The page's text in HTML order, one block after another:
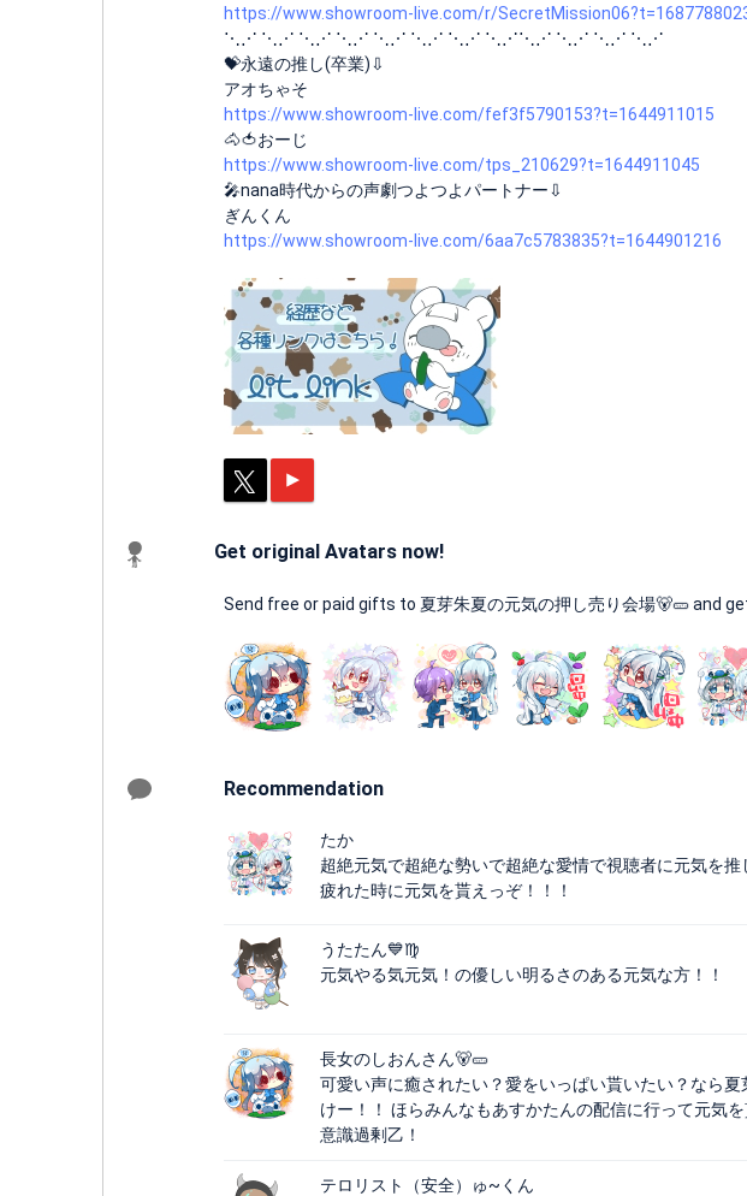
https://www.showroom-live.com/r/
⋱⋰ ⋱⋰ ⋱⋰ ⋱⋰ ⋱⋰ ⋱⋰ ⋱⋰ ⋱⋰⋱⋰ ⋱⋰ ⋱⋰ ⋱⋰
💝永遠の推し(卒業)⇩
アオちゃそ
https://www.showroom-live.com/fef3f5790153?t=1644911015
🐴🍅おーじ
https://www.showroom-live.com/tps_210629?t=1644911045
🎤nana時代からの声劇つよつよパートナー⇩
ぎんくん
https://www.showroom-live.com/6aa7c5783835?t=1644901216
Get original Avatars now!
Send free or paid gifts to 夏芽朱夏の元気の押し売り会場🐻🥒 and
Recommendation
たか
超絶元気で超絶な勢いで超絶な愛情で視聴者に元気を
疲れた時に元気を貰えっぞ！！！
うたたん💙♍️
元気やる気元気！の優しい明るさのある元気な方！！
長女のしおんさん🐻‍🥒
可愛い声に癒されたい？愛をいっぱい貰いたい？なら
けー！！ ほらみんなもあすかたんの配信に行って元気
意識過剰乙！
テロリスト（安全）ゅ~くん